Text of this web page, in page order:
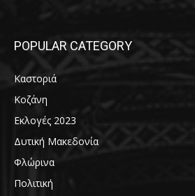
POPULAR CATEGORY
Καστοριά
Κοζάνη
Εκλογές 2023
Δυτική Μακεδονία
Φλώρινα
Πολιτική